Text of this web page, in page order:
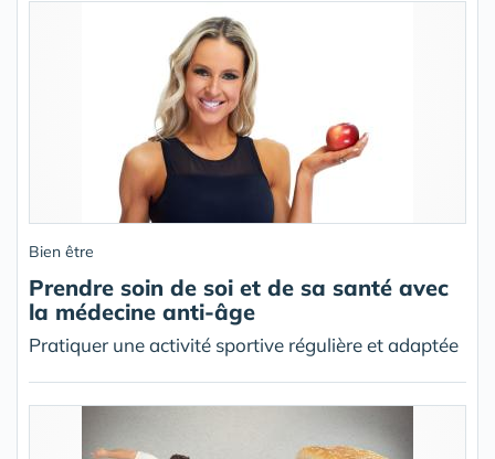
Bien être
Prendre soin de soi et de sa santé avec
la médecine anti-âge
Pratiquer une activité sportive régulière et adaptée